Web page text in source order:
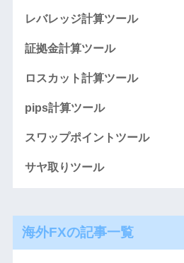
レバレッジ計算ツール
証拠金計算ツール
ロスカット計算ツール
pips計算ツール
スワップポイントツール
サヤ取りツール
海外FXの記事一覧